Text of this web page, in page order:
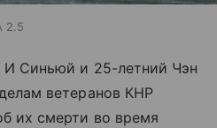
2.5
Синьюй и 25-летний Чэн
ветеранов КНР
их смерти во время